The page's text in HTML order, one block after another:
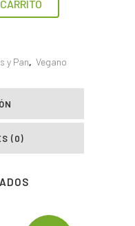
y Pan, Vegano
(0)